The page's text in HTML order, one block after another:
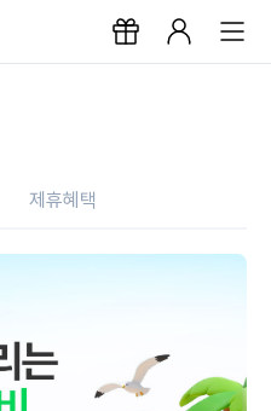
제휴혜택